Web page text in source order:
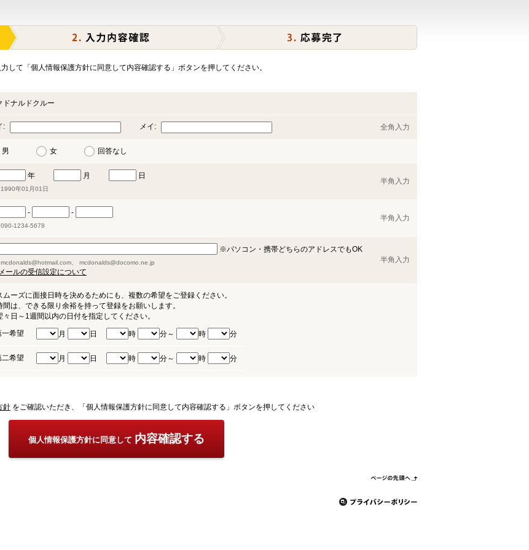
して「個人情報保護方針に同意して内容確認する」ボタンを押してください。
ドナルドクルー
: メイ: 全角入力
男 女 回答なし
年 月 日
年01月01日
半角入力
- -
090-1234-5678
半角入力
※パソコン・携帯どちらのアドレスでもOK
、 mcdonalds@docomo.ne.jp
メールの受信設定について
半角入力
ーズに面接日時を決めるためにも、複数の希望をご登録ください。
は、できる限り余裕を持って登録をお願いします。
日～1週間以内の日付を指定してください。
一希望
月 日 時 分～ 時 分
二希望 月 日 時 分～ 時 分
針 をご確認いただき、「個人情報保護方針に同意して内容確認する」ボタンを押してください
個人情報保護方針に同意して 内容確認する